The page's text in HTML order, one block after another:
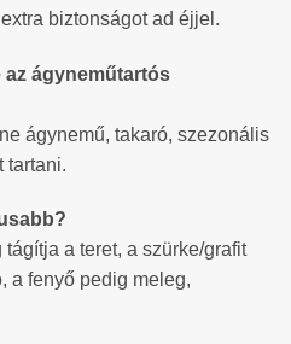
extra biztonságot ad éjjel.
az ágyneműtartós
ágynemű, takaró, szezonális
tartani.
a teret, a szürke/grafit
a fenyő pedig meleg,